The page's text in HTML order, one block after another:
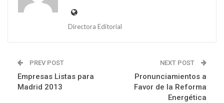
Directora Editorial
PREV POST
Empresas Listas para
Madrid 2013
NEXT POST
Pronunciamientos a
Favor de la Reforma
Energética